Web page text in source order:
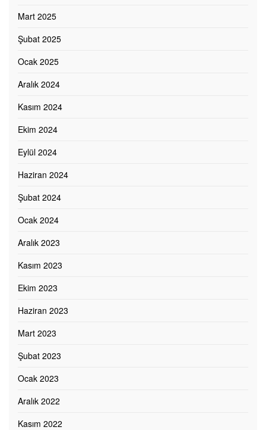
Mart 2025
Şubat 2025
Ocak 2025
Aralık 2024
Kasım 2024
Ekim 2024
Eylül 2024
Haziran 2024
Şubat 2024
Ocak 2024
Aralık 2023
Kasım 2023
Ekim 2023
Haziran 2023
Mart 2023
Şubat 2023
Ocak 2023
Aralık 2022
Kasım 2022